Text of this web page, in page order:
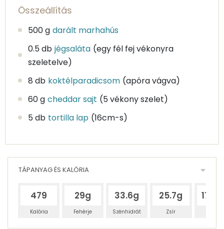
Összeállítás
500 g darált marhahús
0.5 db jégsaláta (egy fél fej vékonyra
szeletelve)
8 db koktélparadicsom (apóra vágva)
60 g cheddar sajt (5 vékony szelet)
5 db tortilla lap (16cm-s)
TÁPANYAG ÉS KALÓRIA
479
Kalória
29g
Fehérje
33.6g
Szénhidrát
25.7g
Zsír